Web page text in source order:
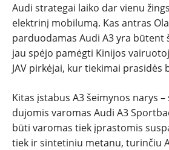
Audi strategai laiko dar vienu
elektrinį mobilumą. Kas antras
parduodamas Audi A3 yra būtent
jau spėjo pamėgti Kinijos
JAV pirkėjai, kur tiekimai prasidės
Kitas įstabus A3 šeimynos narys
dujomis varomas Audi A3
būti varomas tiek įprastomis
tiek ir sintetiniu metanu, turinčiu